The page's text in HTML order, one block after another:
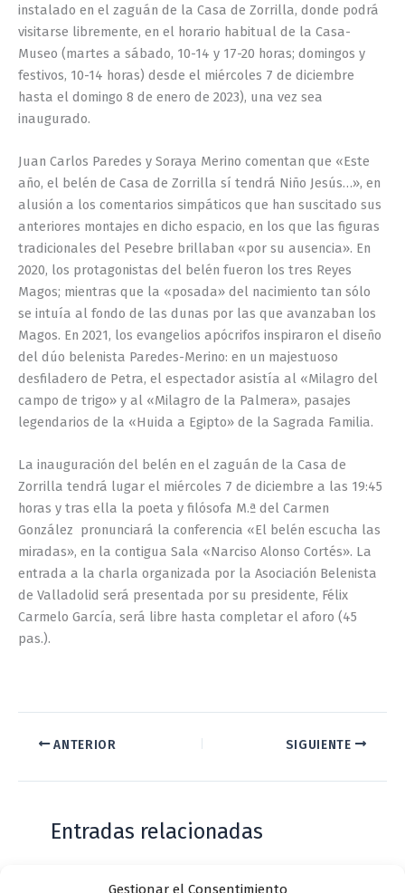
Gestionar el Consentimiento
instalado en el zaguán de la Casa de Zorrilla, donde podrá
visitarse libremente, en el horario habitual de la Casa-
Museo (martes a sábado, 10-14 y 17-20 horas; domingos y
festivos, 10-14 horas) desde el miércoles 7 de diciembre
hasta el domingo 8 de enero de 2023), una vez sea
inaugurado.
Juan Carlos Paredes y Soraya Merino comentan que «Este
año, el belén de Casa de Zorrilla sí tendrá Niño Jesús…», en
alusión a los comentarios simpáticos que han suscitado sus
anteriores montajes en dicho espacio, en los que las figuras
tradicionales del Pesebre brillaban «por su ausencia». En
2020, los protagonistas del belén fueron los tres Reyes
Magos; mientras que la «posada» del nacimiento tan sólo
se intuía al fondo de las dunas por las que avanzaban los
Magos. En 2021, los evangelios apócrifos inspiraron el diseño
del dúo belenista Paredes-Merino: en un majestuoso
desfiladero de Petra, el espectador asistía al «Milagro del
campo de trigo» y al «Milagro de la Palmera», pasajes
legendarios de la «Huida a Egipto» de la Sagrada Familia.
La inauguración del belén en el zaguán de la Casa de
Zorrilla tendrá lugar el miércoles 7 de diciembre a las 19:45
horas y tras ella la poeta y filósofa M.ª del Carmen
González pronunciará la conferencia «El belén escucha las
miradas», en la contigua Sala «Narciso Alonso Cortés». La
entrada a la charla organizada por la Asociación Belenista
de Valladolid será presentada por su presidente, Félix
Carmelo García, será libre hasta completar el aforo (45
pas.).
ANTERIOR SIGUIENTE
Entradas relacionadas